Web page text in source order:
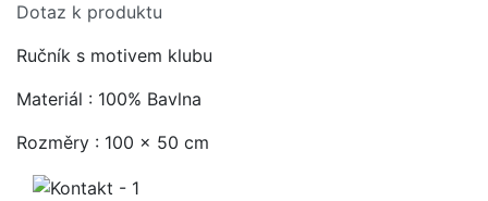
Dotaz k produktu
Ručník s motivem klubu
Materiál : 100% Bavlna
Rozměry : 100 x 50 cm